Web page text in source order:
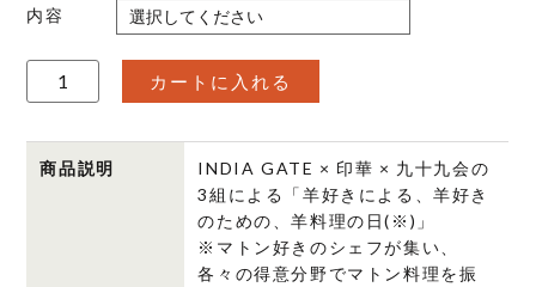
内容
INDIA
GATE
印
カートに入れる
商品説明
INDIA GATE × 印華 × 九十九会の
3組による「羊好きによる、羊好き
のための、羊料理の日(※)」
※マトン好きのシェフが集い、
各々の得意分野でマトン料理を振